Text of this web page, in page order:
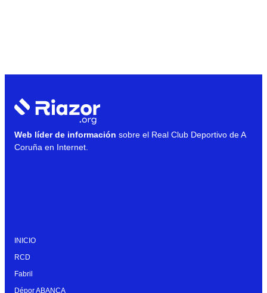
Web líder de información sobre el Real Club Deportivo de A
Coruña en Internet.
INICIO
RCD
Fabril
Dépor ABANCA